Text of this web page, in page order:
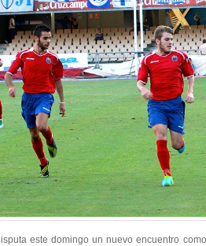
este domingo un nuevo encuentro